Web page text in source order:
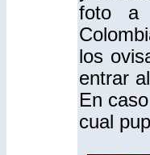
foto a
los
entrar
En
cual